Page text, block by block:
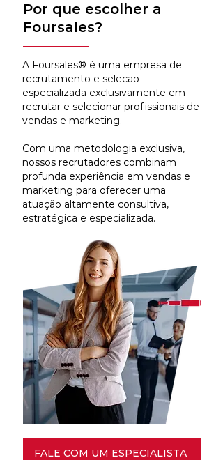
Por que escolher a
Foursales?
A Foursales® é uma empresa de
recrutamento e selecao
especializada exclusivamente em
recrutar e selecionar profissionais de
vendas e marketing.
Com uma metodologia exclusiva,
nossos recrutadores combinam
profunda experiência em vendas e
marketing para oferecer uma
atuação altamente consultiva,
estratégica e especializada.
FALE COM UM ESPECIALISTA